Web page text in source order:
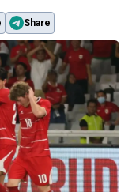
Share